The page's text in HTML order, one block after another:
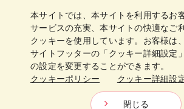
プライバシーポリシー
クッキーポリシ
クッキー詳細設定
ご利用規約 サイトマ
Copyright © Nisshin Flour Milling INC. All Rights
本サイトでは、本サイトを利用するお
サービスの充実、本サイトの快適なご
クッキーを使用しています。お客様は
サイトフッターの「クッキー詳細設定
の設定を変更することができます。
クッキーポリシー
クッキー詳細設
閉じる